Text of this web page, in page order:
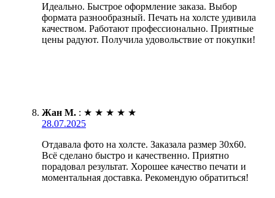
Идеально. Быстрое оформление заказа. Выбор
формата разнообразный. Печать на холсте удивила
качеством. Работают профессионально. Приятные
цены радуют. Получила удовольствие от покупки!
Жан М. : ★ ★ ★ ★ ★
28.07.2025
Отдавала фото на холсте. Заказала размер 30х60.
Всё сделано быстро и качественно. Приятно
порадовал результат. Хорошее качество печати и
моментальная доставка. Рекомендую обратиться!